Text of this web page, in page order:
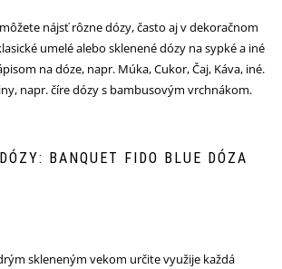
nájsť rôzne dózy, často aj v dekoračnom
umelé alebo sklenené dózy na sypké a iné
na dóze, napr. Múka, Cukor, Čaj, Káva, iné.
napr. číre dózy s bambusovým vrchnákom.
BANQUET FIDO BLUE DÓZA
skleneným vekom určite využije každá